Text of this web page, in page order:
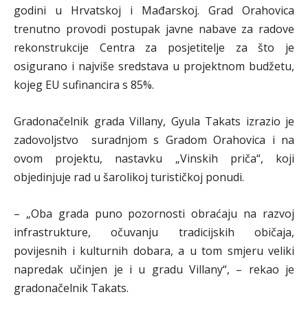
godini u Hrvatskoj i Mađarskoj. Grad Orahovica
trenutno provodi postupak javne nabave za radove
rekonstrukcije Centra za posjetitelje za što je
osigurano i najviše sredstava u projektnom budžetu,
kojeg EU sufinancira s 85%.
Gradonačelnik grada Villany, Gyula Takats izrazio je
zadovoljstvo suradnjom s Gradom Orahovica i na
ovom projektu, nastavku „Vinskih priča“, koji
objedinjuje rad u šarolikoj turističkoj ponudi.
– „Oba grada puno pozornosti obraćaju na razvoj
infrastrukture, očuvanju tradicijskih običaja,
povijesnih i kulturnih dobara, a u tom smjeru veliki
napredak učinjen je i u gradu Villany“, – rekao je
gradonačelnik Takats.